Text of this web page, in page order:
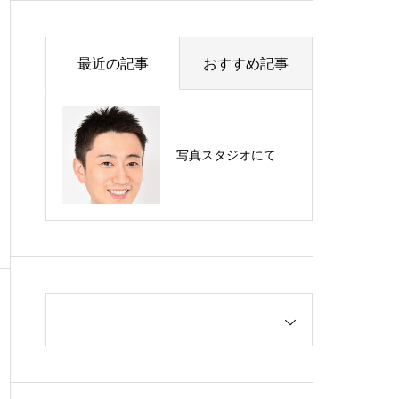
高齢者サポート
最近の記事 おすすめ記事
写真スタジオにて